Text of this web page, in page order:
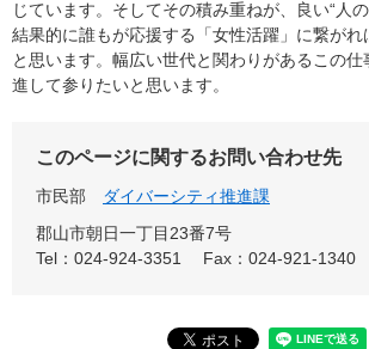
じています。そしてその積み重ねが、良い“人の
結果的に誰もが応援する「女性活躍」に繋が
と思います。幅広い世代と関わりがあるこの
進して参りたいと思います。
このページに関するお問い合わせ先
市民部
ダイバーシティ推進課
郡山市朝日一丁目23番7号
Tel：024-924-3351
Fax：024-921-1340